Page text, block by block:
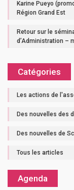
Karine Pueyo
Région Grand Est
Retour sur le
d’Administration –
Catégories
Les actions de
Des nouvelles des
Des nouvelles de
Tous les articles
Agenda